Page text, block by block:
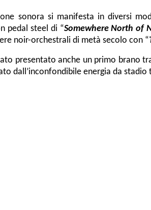
sonora si manifesta in diversi
pedal steel di “Somewhere North of
noir-orchestrali di metà secolo con “
presentato anche un primo brano
dall’inconfondibile energia da stadio